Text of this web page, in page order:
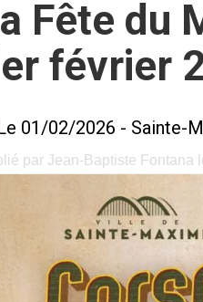
Fête du
février
01/02/2026 - Sainte-
par Jean-Baptiste Fontana